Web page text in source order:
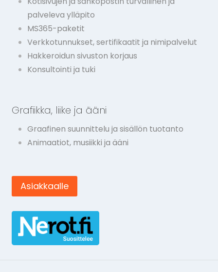
palveleva ylläpito
MS365-paketit
Verkkotunnukset, sertifikaatit ja nimipalvelut
Hakkeroidun sivuston korjaus
Konsultointi ja tuki
Grafiikka, liike ja ääni
Graafinen suunnittelu ja sisällön tuotanto
Animaatiot, musiikki ja ääni
Asiakkaalle